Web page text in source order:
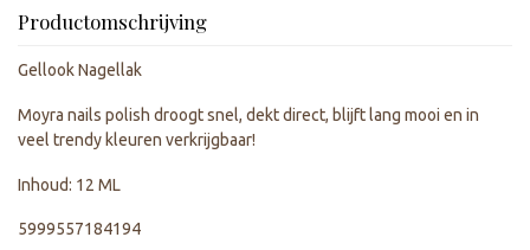
Productomschrijving
Gellook Nagellak
Moyra nails polish droogt snel, dekt direct, blijft lang mooi en in
veel trendy kleuren verkrijgbaar!
Inhoud: 12 ML
5999557184194